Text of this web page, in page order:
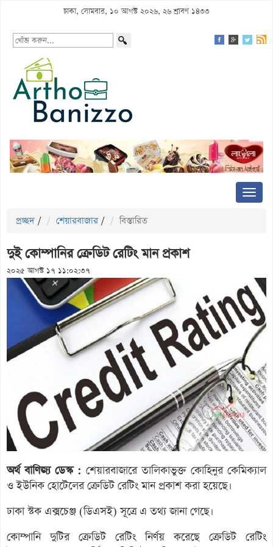
ঢাকা, সোমবার, ১০ আগস্ট ২০২৬, ২৬ শ্রাবণ ১৪৩৩
প্রচ্ছদ / শেয়ারবাজার / বিস্তারিত
দুই কোম্পানির ক্রেডিট রেটিং মান প্রকাশ
২০২৫ আগস্ট ১৭ ১১:০২:৩৭
অর্থ বাণিজ্য ডেস্ক : শেয়ারবাজারে তালিকাভুক্ত কোহিনুর কেমিক্যাল
ও ইউনিক হোটেলের ক্রেডিট রেটিং মান প্রকাশ করা হয়েছে।
ঢাকা স্টক এক্সচেঞ্জ (ডিএসই) সূত্রে এ তথ্য জানা গেছে।
কোম্পানি দুটির ক্রেডিট রেটিং নির্ণয় করেছে ক্রেডিট রেটিং